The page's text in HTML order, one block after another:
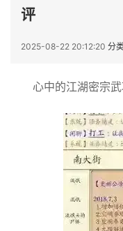
评
2025-08-22 20:12:20 分
心中的江湖密宗